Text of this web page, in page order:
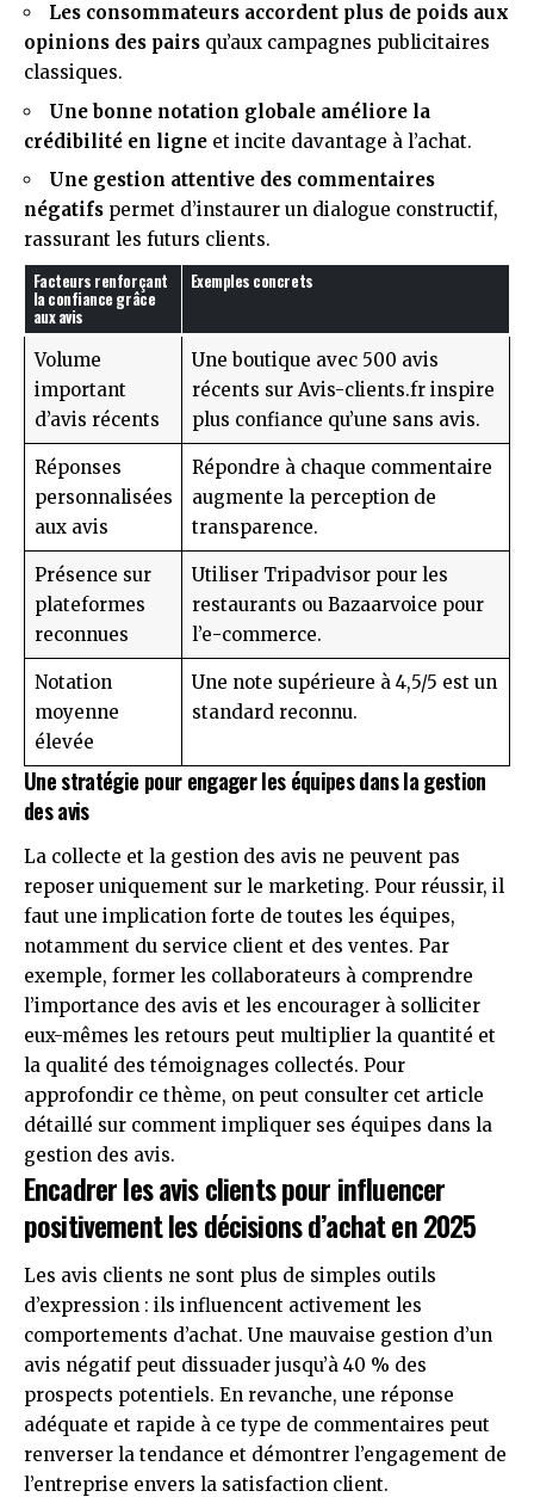
Les consommateurs accordent plus de poids aux
opinions des pairs qu’aux campagnes publicitaires
classiques.
Une bonne notation globale améliore la
crédibilité en ligne et incite davantage à l’achat.
Une gestion attentive des commentaires
négatifs permet d’instaurer un dialogue constructif,
rassurant les futurs clients.
Facteurs renforçant
la confiance grâce
aux avis
Exemples concrets
Volume
important
d’avis récents
Une boutique avec 500 avis
récents sur Avis-clients.fr inspire
plus confiance qu’une sans avis.
Réponses
personnalisées
aux avis
Répondre à chaque commentaire
augmente la perception de
transparence.
Présence sur
plateformes
reconnues
Utiliser Tripadvisor pour les
restaurants ou Bazaarvoice pour
l’e-commerce.
Notation
moyenne
élevée
Une note supérieure à 4,5/5 est un
standard reconnu.
Une stratégie pour engager les équipes dans la gestion
des avis
La collecte et la gestion des avis ne peuvent pas
reposer uniquement sur le marketing. Pour réussir, il
faut une implication forte de toutes les équipes,
notamment du service client et des ventes. Par
exemple, former les collaborateurs à comprendre
l’importance des avis et les encourager à solliciter
eux-mêmes les retours peut multiplier la quantité et
la qualité des témoignages collectés. Pour
approfondir ce thème, on peut consulter cet article
détaillé sur comment impliquer ses équipes dans la
gestion des avis.
Encadrer les avis clients pour influencer
positivement les décisions d’achat en 2025
Les avis clients ne sont plus de simples outils
d’expression : ils influencent activement les
comportements d’achat. Une mauvaise gestion d’un
avis négatif peut dissuader jusqu’à 40 % des
prospects potentiels. En revanche, une réponse
adéquate et rapide à ce type de commentaires peut
renverser la tendance et démontrer l’engagement de
l’entreprise envers la satisfaction client.